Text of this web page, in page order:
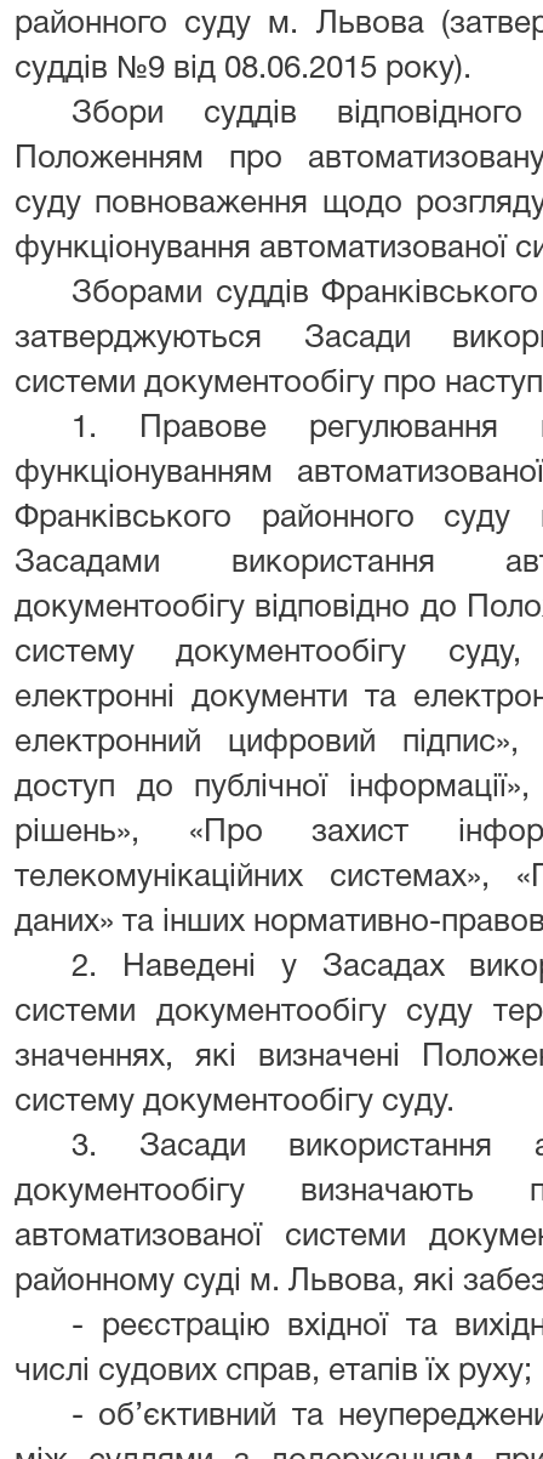
районного суду м. Львова
суддів №9 від 08.06.2015 року).
Збори суддів
Положенням про
суду повноваження щодо
функціонування автоматизованої
Зборами суддів
затверджуються Засади
системи документообігу про
1. Правове регулювання
функціонуванням
Франківського районного
Засадами використання
документообігу відповідно до
систему документообігу
електронні документи та
електронний цифровий
доступ до публічної
рішень», «Про захист
телекомунікаційних системах»,
даних» та інших нормативно-
2. Наведені у Засадах
системи документообігу суду
значеннях, які визначені
систему документообігу суду.
3. Засади використання
документообігу визначають
автоматизованої системи
районному суді м. Львова, які
- реєстрацію вхідної та
числі судових справ, етапів їх руху;
- об’єктивний та